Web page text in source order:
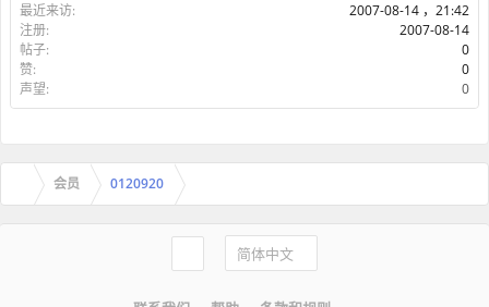
最近来访:
2007-08-14 ，21:42
注册:
2007-08-14
帖子:
0
赞:
0
声望:
0
会员 0120920
简体中文